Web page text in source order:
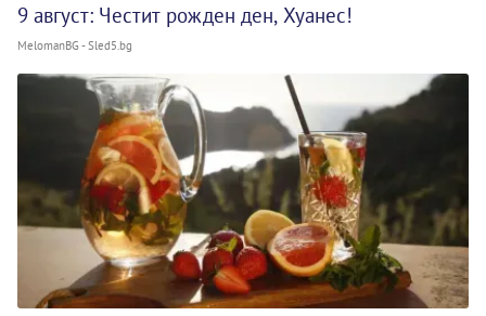
9 август: Честит рожден ден, Хуанес!
MelomanBG - Sled5.bg